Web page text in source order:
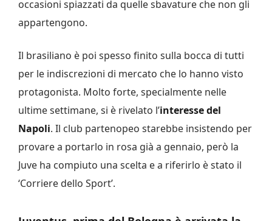
occasioni spiazzati da quelle sbavature che non gli
appartengono.
Il brasiliano è poi spesso finito sulla bocca di tutti
per le indiscrezioni di mercato che lo hanno visto
protagonista. Molto forte, specialmente nelle
ultime settimane, si è rivelato l’interesse del
Napoli. Il club partenopeo starebbe insistendo per
provare a portarlo in rosa già a gennaio, però la
Juve ha compiuto una scelta e a riferirlo è stato il
‘Corriere dello Sport’.